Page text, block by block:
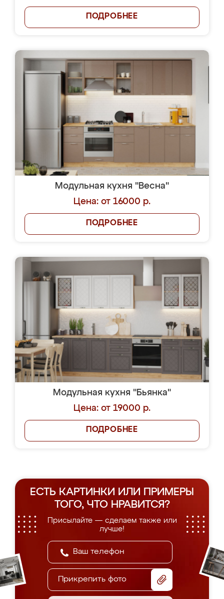
ПОДРОБНЕЕ
Модульная кухня "Весна"
Цена: от 16000 р.
ПОДРОБНЕЕ
Модульная кухня "Бьянка"
Цена: от 19000 р.
ПОДРОБНЕЕ
ЕСТЬ КАРТИНКИ ИЛИ ПРИМЕРЫ
ТОГО, ЧТО НРАВИТСЯ?
Присылайте — сделаем также или
лучше!
Прикрепить фото